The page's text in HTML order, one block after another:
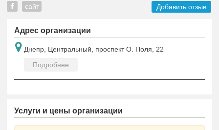
сайт Добавить отзыв
Адрес организации
Днепр, Центральный, проспект О. Поля, 22
Подробнее
Услуги и цены организации